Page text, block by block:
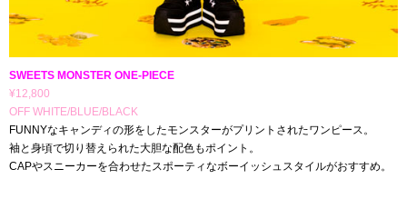
SWEETS MONSTER ONE-PIECE
¥12,800
OFF WHITE/BLUE/BLACK
FUNNYなキャンディの形をしたモンスターがプリントされたワンピース。
袖と身頃で切り替えられた大胆な配色もポイント。
CAPやスニーカーを合わせたスポーティなボーイッシュスタイルがおすすめ。